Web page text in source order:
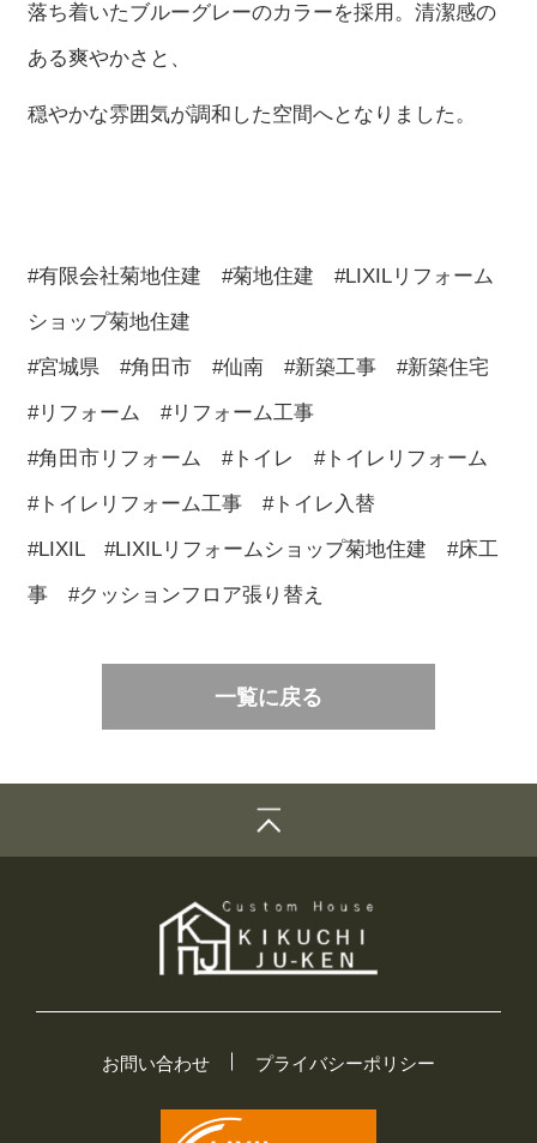
落ち着いたブルーグレーのカラーを採用。清潔感の
ある爽やかさと、
穏やかな雰囲気が調和した空間へとなりました。
#有限会社菊地住建 #菊地住建 #LIXILリフォーム
ショップ菊地住建
#宮城県 #角田市 #仙南 #新築工事 #新築住宅
#リフォーム #リフォーム工事
#角田市リフォーム #トイレ #トイレリフォーム
#トイレリフォーム工事 #トイレ入替
#LIXIL #LIXILリフォームショップ菊地住建 #床工
事 #クッションフロア張り替え
一覧に戻る
お問い合わせ プライバシーポリシー